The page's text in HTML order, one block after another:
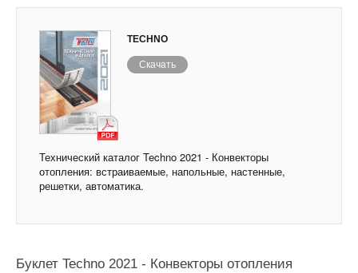
TECHNO
Скачать
Технический каталог Techno 2021 - Конвекторы
отопления: встраиваемые, напольные, настенные,
решетки, автоматика.
Буклет Techno 2021 - Конвекторы отопления